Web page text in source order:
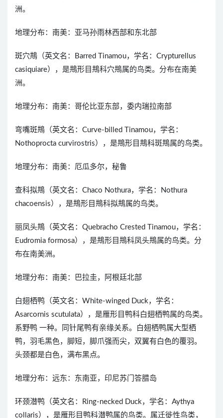
洲。
地理分布：南美：亚马孙雨林西部和东北部
斑穴䳍（英文名：Barred Tinamou，学名：Crypturellus
casiquiare），是䳍形目䳍科穴䳍属的鸟类。分布在南美
洲。
地理分布：南美：哥伦比亚东部，委内瑞拉南部
弯嘴斑䳍（英文名：Curve-billed Tinamou，学名：
Nothoprocta curvirostris），是䳍形目䳍科斑䳍属的鸟类。
地理分布：南美：厄瓜多尔，秘鲁
查科拟䳍（英文名：Chaco Nothura，学名：Nothura
chacoensis），是䳍形目䳍科拟䳍属的鸟类。
丽凤头䳍（英文名：Quebracho Crested Tinamou，学名：
Eudromia formosa），是䳍形目䳍科凤头䳍属的鸟类。分
布在南美洲。
地理分布：南美：巴拉圭，阿根廷北部
白翅栖鸭（英文名：White-winged Duck，学名：
Asarcornis scutulata），是雁形目鸭科白翅栖鸭属的鸟类。
系野鸭 一种。同针尾鸭有亲缘关系。白翅栖鸭属大型栖
鸭，羽毛黑色，脚短，脚爪强而尖，双翼有白色的覆羽。
头颈都是白色，满布黑点。
地理分布：远东：东南亚，印尼苏门答腊岛
环颈潜鸭（英文名：Ring-necked Duck，学名：Aythya
collaris），是雁形目鸭科潜鸭属的鸟类。属迁徙性鸟类，